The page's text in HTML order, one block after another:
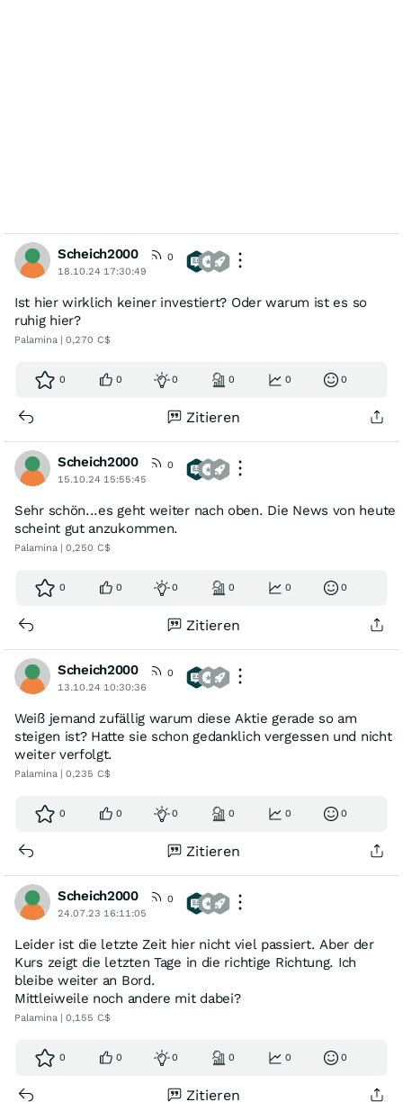
Scheich2000
0
18.10.24 17:30:49
Ist hier wirklich keiner investiert? Oder warum ist es so
ruhig hier?
Palamina | 0,270 C$
0 0 0 0 0 0
Zitieren
Scheich2000
0
15.10.24 15:55:45
Sehr schön...es geht weiter nach oben. Die News von heute
scheint gut anzukommen.
Palamina | 0,250 C$
0 0 0 0 0 0
Zitieren
Scheich2000
0
13.10.24 10:30:36
Weiß jemand zufällig warum diese Aktie gerade so am
steigen ist? Hatte sie schon gedanklich vergessen und nicht
weiter verfolgt.
Palamina | 0,235 C$
0 0 0 0 0 0
Zitieren
Scheich2000
0
24.07.23 16:11:05
Leider ist die letzte Zeit hier nicht viel passiert. Aber der
Kurs zeigt die letzten Tage in die richtige Richtung. Ich
bleibe weiter an Bord.
Mittleiweile noch andere mit dabei?
Palamina | 0,155 C$
0 0 0 0 0 0
Zitieren